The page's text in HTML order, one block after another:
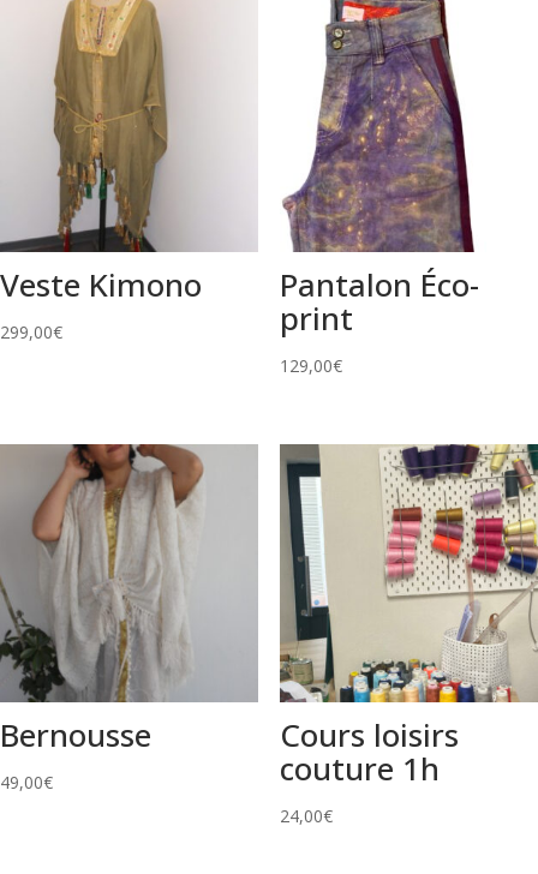
Veste Kimono
299,00€
Pantalon Éco-
print
129,00€
Bernousse
49,00€
Cours loisirs
couture 1h
24,00€